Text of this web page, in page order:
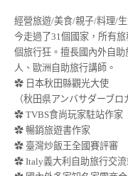
經營旅遊/美食/親子/料理/
今走過了31個國家，所有
個旅行狂。擅長國內外自
人、歐洲自助旅行講師。
✿ 日本秋田縣觀光大使
（秋田県アンバサダーブロ
✿ TVBS食尚玩家駐站作家
✿ 暢銷旅遊書作家
✿ 臺灣炒飯王全國賽評審
✿ Italy義大利自助旅行交流